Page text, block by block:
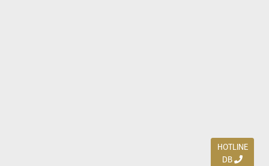
HOTLINE
DB